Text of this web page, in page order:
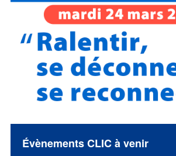
Évènements CLIC à venir